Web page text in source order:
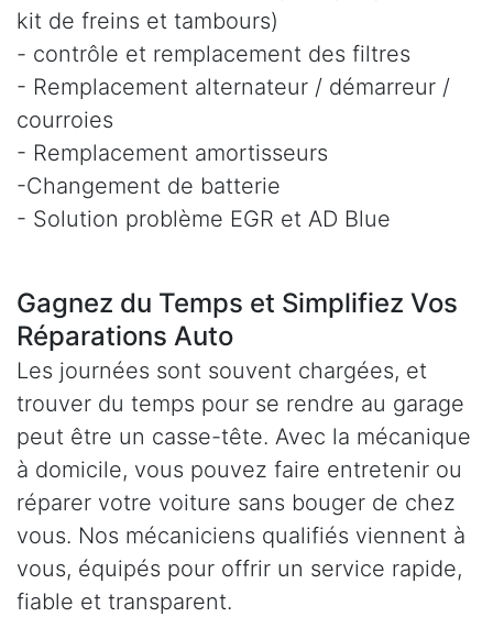
kit de freins et tambours)
- contrôle et remplacement des filtres
- Remplacement alternateur / démarreur /
courroies
- Remplacement amortisseurs
-Changement de batterie
- Solution problème EGR et AD Blue
Gagnez du Temps et Simplifiez Vos
Réparations Auto
Les journées sont souvent chargées, et
trouver du temps pour se rendre au garage
peut être un casse-tête. Avec la mécanique
à domicile, vous pouvez faire entretenir ou
réparer votre voiture sans bouger de chez
vous. Nos mécaniciens qualifiés viennent à
vous, équipés pour offrir un service rapide,
fiable et transparent.